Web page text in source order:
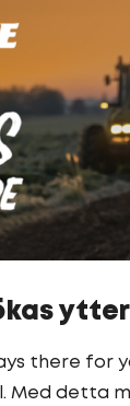
there for
Med detta